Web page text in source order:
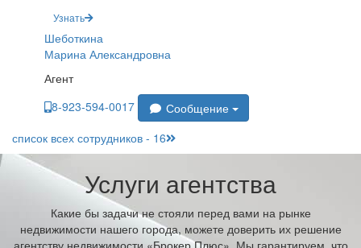
Узнать
Шеботкина
Марина Александровна
Агент
8-923-594-0017
Сообщение
список всех сотрудников - 16
Услуги агентства
Какие бы задачи не стояли перед вами на рынке
недвижимости нашего города, можете доверить их решение
агентству недвижимости «Брокер Плюс». Мы гарантируем, что